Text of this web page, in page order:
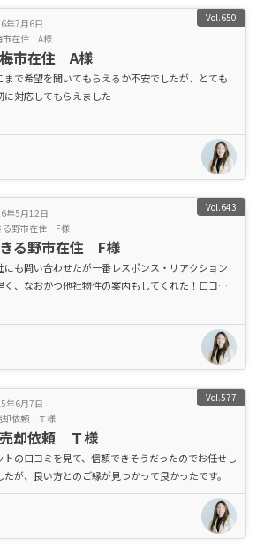
Vol.650
年7月6日
市在住 A様
市在住 A様
まで希望を聞いてもらえるか不安でしたが、とても
に対応してもらえました
Vol.643
年5月12日
る野市在住 F様
る野市在住 F様
にも問い合わせたが一番レスポンス・リアクション
く、なおかつ他社物件の案内もしてくれた！口コミ
Vol.577
年6月7日
却依頼 Ｔ様
却依頼 Ｔ様
トの口コミを見て、信頼できそうだったのでお任せし
たが、良い方とのご縁が見つかって良かったです。